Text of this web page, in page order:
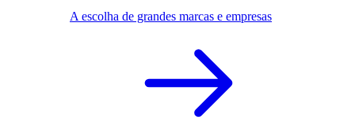
A escolha de grandes marcas e empresas